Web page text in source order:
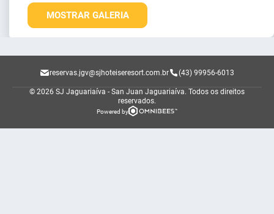
MOSTRAR GALERIA
reservas.jgv@sjhoteiseresort.com.br (43) 99956-6013
© 2026 SJ Jaguariaíva - San Juan Jaguariaíva. Todos os direitos
reservados.
Powered by